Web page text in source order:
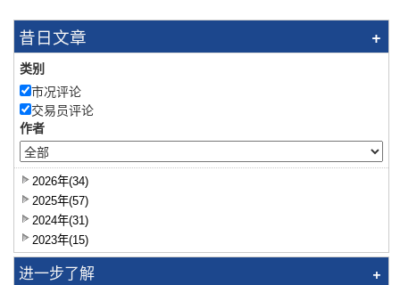
昔日文章
类别
市况评论
交易员评论
作者
2026年(34)
2025年(57)
2024年(31)
2023年(15)
进一步了解